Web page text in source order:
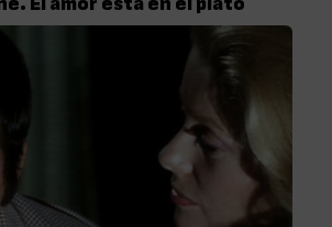
El amor está en el plató